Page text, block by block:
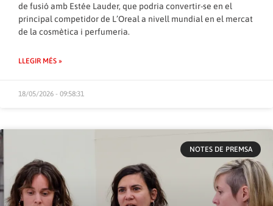
de fusió amb Estée Lauder, que podria convertir-se en el
principal competidor de L’Oreal a nivell mundial en el mercat
de la cosmètica i perfumeria.
LLEGIR MÉS »
18/05/2026 - 09:58:31
NOTES DE PREMSA